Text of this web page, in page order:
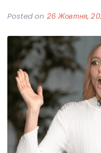
Posted on 26 Жовтня,